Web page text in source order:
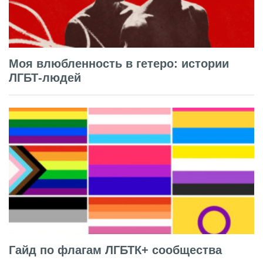
Моя влюбленность в гетеро: истории
ЛГБТ-людей
Гайд по флагам ЛГБТК+ сообщества